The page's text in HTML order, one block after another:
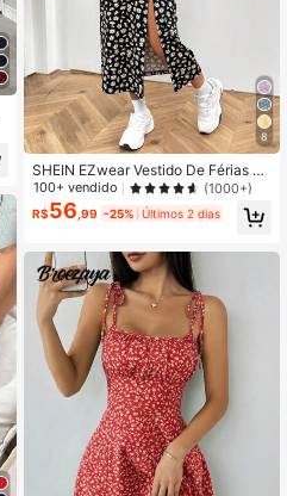
8
SHEIN EZwear Vestido De Férias Fe
minino Com Alças Finas De Malha I
mpressa Com Fendas Laterais
100+ vendido (1000+)
R$56 ,99 -25% Últimos 2 dias